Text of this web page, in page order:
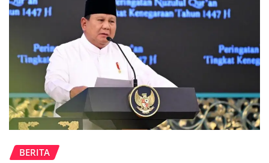
BERITA